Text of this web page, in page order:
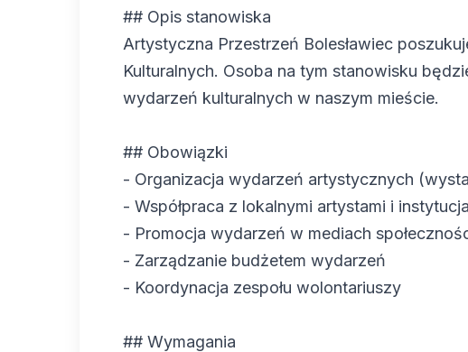
## Opis stanowiska
Artystyczna Przestrzeń Bolesławiec
Kulturalnych. Osoba na tym stanowisku
wydarzeń kulturalnych w naszym mieście.
## Obowiązki
- Organizacja wydarzeń artystycznych
- Współpraca z lokalnymi artystami i
- Promocja wydarzeń w mediach
- Zarządzanie budżetem wydarzeń
- Koordynacja zespołu wolontariuszy
## Wymagania